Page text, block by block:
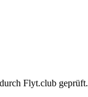
Flyt.club geprüft.